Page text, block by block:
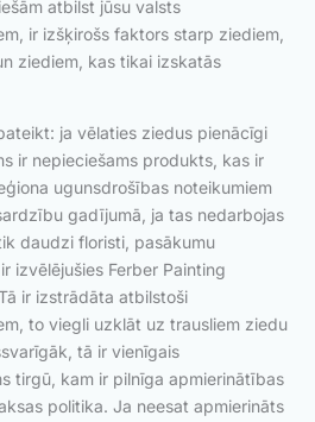
atbilst jūsu valsts
ir izšķirošs faktors starp ziediem,
ziediem, kas tikai izskatās
ja vēlaties ziedus pienācīgi
ir nepieciešams produkts, kas ir
ugunsdrošības noteikumiem
gadījumā, ja tas nedarbojas
daudzi floristi, pasākumu
izvēlējušies Ferber Painting
ir izstrādāta atbilstoši
to viegli uzklāt uz trausliem ziedu
tā ir vienīgais
tirgū, kam ir pilnīga apmierinātības
politika. Ja neesat apmierināts